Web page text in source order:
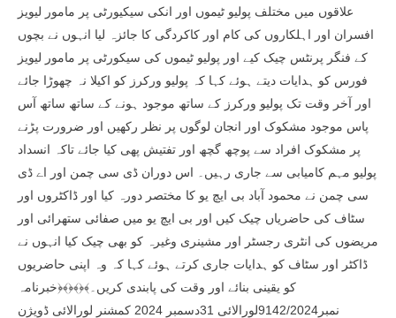
علاقوں میں مختلف پولیو ٹیموں اور انکی سیکیورٹی پر مامور لیویز
افسران اور اہلکاروں کی کام اور کاکردگی کا جائزہ لیا انہوں نے بچوں
کے فنگر پرنٹس چیک کیے اور پولیو ٹیموں کی سیکورٹی پر مامور لیویز
فورس کو ہدایات دیتے ہوئے کہا کہ پولیو ورکرز کو اکیلا نہ چھوڑا جائے
اور آخر وقت تک پولیو ورکرز کے ساتھ موجود ہونے کے ساتھ ساتھ آس
پاس موجود مشکوک اور انجان لوگوں پر نظر رکھیں اور ضرورت پڑنے
پر مشکوک افراد سے پوچھ گچھ اور تفتیش پھی کیا جائے تاکہ انسداد
پولیو مہم کامیابی سے جاری رہیں۔ اس دوران ڈی سی چمن اور اے ڈی
سی چمن نے محمود آباد بی ایچ یو کا مختصر دورہ کیا اور ڈاکٹروں اور
سٹاف کی حاضریاں چیک کیں اور بی ایچ یو میں صفائی ستھرائی اور
مریضوں کی انٹری رجسٹر اور مشینری وغیرہ کو بھی چیک کیا انہوں نے
ڈاکٹر اور سٹاف کو ہدایات جاری کرتے ہوئے کہا کہ وہ اپنی حاضریوں
کو یقینی بنائے اور وقت کی پابندی کریں۔﴾﴿﴾﴿﴾﴿خبرنامہ
نمبر9142/2024لورالائی 31دسمبر 2024 کمشنر لورالائی ڈویژن